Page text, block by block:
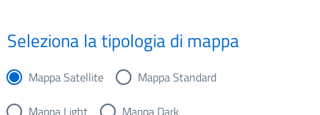
Seleziona la tipologia di mappa
Mappa Satellite
Mappa Standard
Mappa Light
Mappa Dark